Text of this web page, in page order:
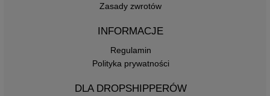
Zasady zwrotów
INFORMACJE
Regulamin
Polityka prywatności
DLA DROPSHIPPERÓW